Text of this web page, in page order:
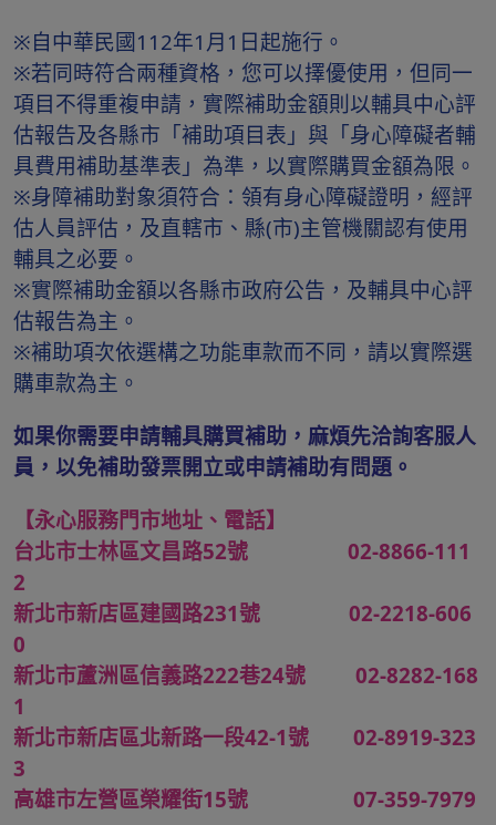
※自中華民國112年1月1日起施行。
※若同時符合兩種資格，您可以擇優使用，但同一
項目不得重複申請，實際補助金額則以輔具中心評
估報告及各縣市「補助項目表」與「身心障礙者輔
具費用補助基準表」為準，以實際購買金額為限。
※身障補助對象須符合：領有身心障礙證明，經評
估人員評估，及直轄市、縣(市)主管機關認有使用
輔具之必要。
※實際補助金額以各縣市政府公告，及輔具中心評
估報告為主。
※補助項次依選構之功能車款而不同，請以實際選
購車款為主。
如果你需要申請輔具購買補助，麻煩先洽詢客服人
員，以免補助發票開立或申請補助有問題。
【永心服務門市地址、電話】
台北市士林區文昌路52號 02-8866-111
2
新北市新店區建國路231號 02-2218-606
0
新北市蘆洲區信義路222巷24號 02-8282-168
1
新北市新店區北新路一段42-1號 02-8919-323
3
高雄市左營區榮耀街15號 07-359-7979